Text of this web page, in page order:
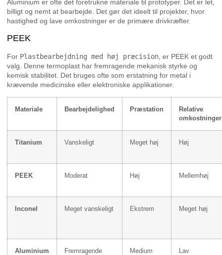
Aluminium er ofte det foretrukne materiale til prototyper. Det er let,
billigt og nemt at bearbejde. Det gør det ideelt til projekter, hvor
hastighed og lave omkostninger er de primære drivkræfter.
PEEK
For Plastbearbejdning med høj præcision, er PEEK et godt
valg. Denne termoplast har fremragende mekanisk styrke og
kemisk stabilitet. Det bruges ofte som erstatning for metal i
krævende medicinske eller elektroniske applikationer.
Materiale Bearbejdelighed Præstation
Relative
omkostninger
Titanium Vanskeligt Meget høj Høj
PEEK Moderat Høj Mellemhøj
Inconel Meget vanskeligt Ekstrem Meget høj
Aluminium Fremragende Medium Lav